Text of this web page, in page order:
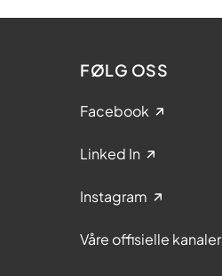
FØLG OSS
Facebook
Linked In
Instagram
Våre offisielle kanaler